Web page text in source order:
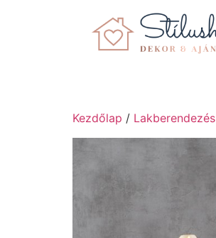
Kezdőlap / Lakberendezés